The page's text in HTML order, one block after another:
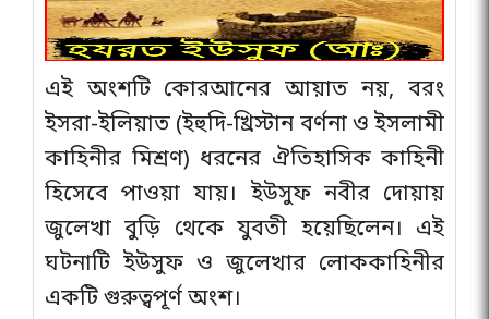
এই অংশটি কোরআনের আয়াত নয়, বরং
ইসরা-ইলিয়াত (ইহুদি-খ্রিস্টান বর্ণনা ও ইসলামী
কাহিনীর মিশ্রণ) ধরনের ঐতিহাসিক কাহিনী
হিসেবে পাওয়া যায়। ইউসুফ নবীর দোয়ায়
জুলেখা বুড়ি থেকে যুবতী হয়েছিলেন। এই
ঘটনাটি ইউসুফ ও জুলেখার লোককাহিনীর
একটি গুরুত্বপূর্ণ অংশ।